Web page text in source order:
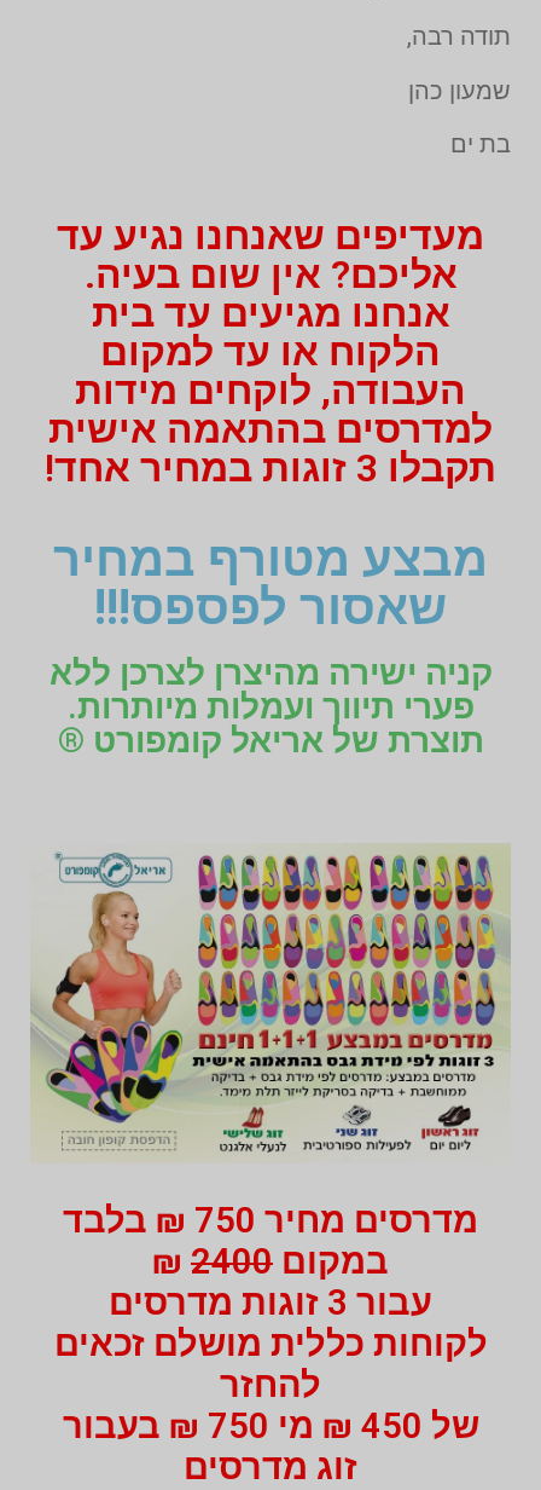
תודה רבה,
שמעון כהן
בת ים
מעדיפים שאנחנו נגיע עד
אליכם? אין שום בעיה.
אנחנו מגיעים עד בית
הלקוח או עד למקום
העבודה, לוקחים מידות
למדרסים בהתאמה אישית
תקבלו 3 זוגות במחיר אחד!
מבצע מטורף במחיר
שאסור לפספס!!!
קניה ישירה מהיצרן לצרכן ללא
פערי תיווך ועמלות מיותרות.
תוצרת של אריאל קומפורט ®
מדרסים מחיר 750 ₪ בלבד
במקום 2400
₪
עבור 3 זוגות מדרסים
לקוחות כללית מושלם זכאים
להחזר
של 450 ₪ מי 750 ₪ בעבור
זוג מדרסים